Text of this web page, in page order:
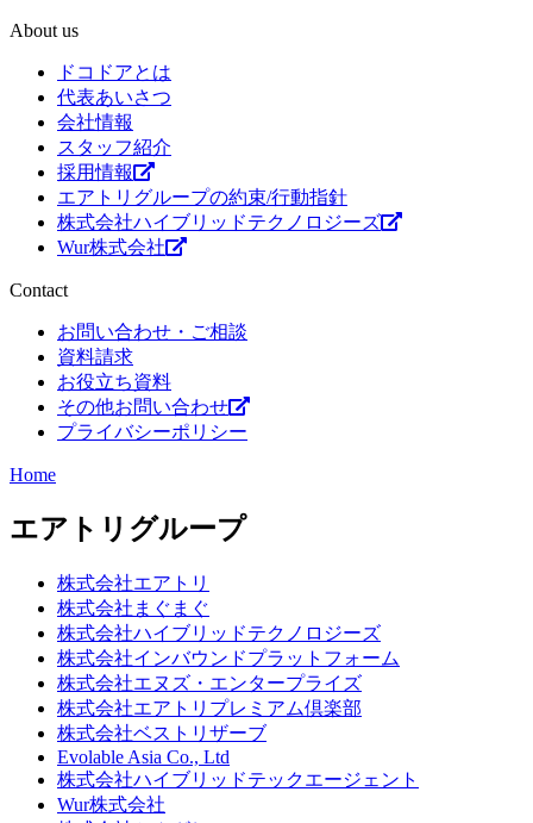
About us
ドコドアとは
代表あいさつ
会社情報
スタッフ紹介
採用情報
エアトリグループの約束/行動指針
株式会社ハイブリッドテクノロジーズ
Wur株式会社
Contact
お問い合わせ・ご相談
資料請求
お役立ち資料
その他お問い合わせ
プライバシーポリシー
Home
エアトリグループ
株式会社エアトリ
株式会社まぐまぐ
株式会社ハイブリッドテクノロジーズ
株式会社インバウンドプラットフォーム
株式会社エヌズ・エンタープライズ
株式会社エアトリプレミアム倶楽部
株式会社ベストリザーブ
Evolable Asia Co., Ltd
株式会社ハイブリッドテックエージェント
Wur株式会社